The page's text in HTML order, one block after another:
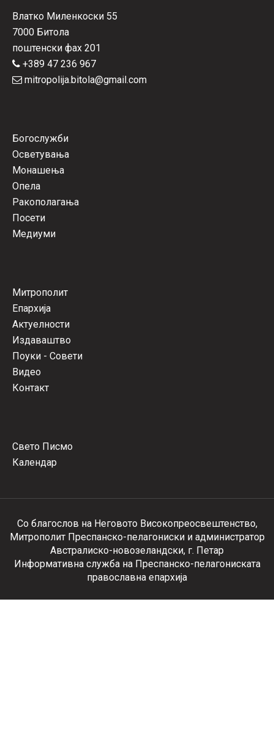
Влатко Миленкоски 55
7000 Битола
поштенски фах 201
+389 47 236 967
mitropolija.bitola@gmail.com
Богослужби
Осветувања
Монашења
Опела
Ракополагања
Посети
Медиуми
Митрополит
Епархија
Актуелности
Издаваштво
Поуки - Совети
Видео
Контакт
Свето Писмо
Календар
Со благослов на Неговото Високопреосвештенство,
Митрополит Преспанско-пелагониски и администратор
Австралиско-новозеландски, г. Петар
Информативна служба на Преспанско-пелагониската
православна епархија